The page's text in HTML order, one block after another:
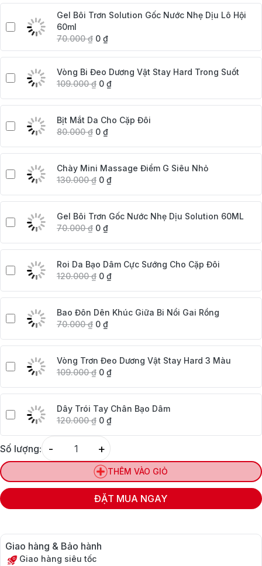
Gel Bôi Trơn Solution Gốc Nước Nhẹ Dịu Lô Hội
60ml
70.000₫ 0 ₫
Vòng Bi Đeo Dương Vật Stay Hard Trong Suốt
109.000₫ 0 ₫
Bịt Mắt Da Cho Cặp Đôi
80.000₫ 0 ₫
Chày Mini Massage Điểm G Siêu Nhỏ
130.000₫ 0 ₫
Gel Bôi Trơn Gốc Nước Nhẹ Dịu Solution 60ML
70.000₫ 0 ₫
Roi Da Bạo Dâm Cực Sướng Cho Cặp Đôi
120.000₫ 0 ₫
Bao Đôn Dên Khúc Giữa Bi Nổi Gai Rồng
70.000₫ 0 ₫
Vòng Trơn Đeo Dương Vật Stay Hard 3 Màu
109.000₫ 0 ₫
Dây Trói Tay Chân Bạo Dâm
120.000₫ 0 ₫
Số lượng:
Quantity
- +
THÊM VÀO GIỎ
ĐẶT MUA NGAY
Giao hàng & Bảo hành
Giao hàng siêu tốc